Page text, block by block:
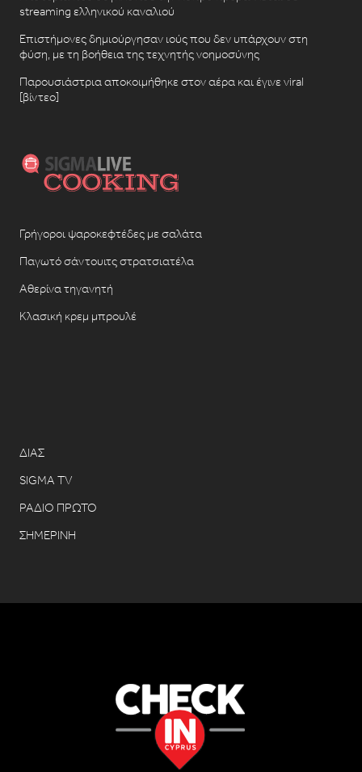
streaming ελληνικού καναλιού
Επιστήμονες δημιούργησαν ιούς που δεν υπάρχουν στη
φύση, με τη βοήθεια της τεχνητής νοημοσύνης
Παρουσιάστρια αποκοιμήθηκε στον αέρα και έγινε viral
[βίντεο]
Γρήγοροι ψαροκεφτέδες με σαλάτα
Παγωτό σάντουιτς στρατσιατέλα
Αθερίνα τηγανητή
Κλασική κρεμ μπρουλέ
ΔΙΑΣ
SIGMA TV
ΡΑΔΙΟ ΠΡΩΤΟ
ΣΗΜΕΡΙΝΗ